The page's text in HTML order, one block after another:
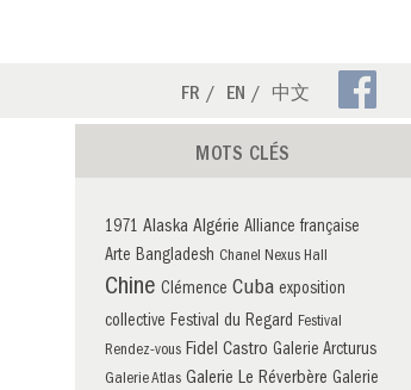
FR EN 中文
MOTS CLÉS
1971 Alaska Algérie Alliance française
Arte Bangladesh Chanel Nexus Hall
Chine Clémence Cuba exposition
collective Festival du Regard Festival
Rendez-vous Fidel Castro Galerie Arcturus
Galerie Atlas Galerie Le Réverbère Galerie